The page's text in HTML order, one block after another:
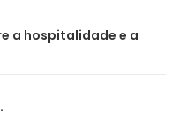
a hospitalidade e a